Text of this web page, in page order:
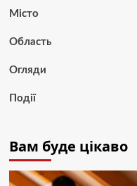
Місто
Область
Огляди
Події
Вам буде цікаво